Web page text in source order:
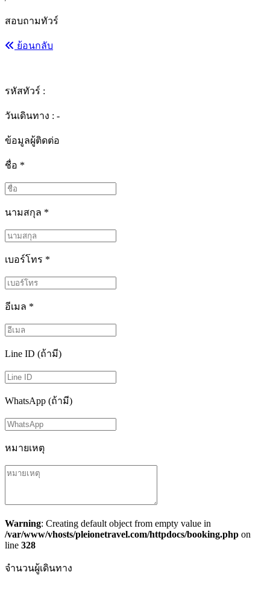
สอบถามทัวร์
ย้อนกลับ
รหัสทัวร์ :
วันเดินทาง : -
ข้อมูลผู้ติดต่อ
ชื่อ *
นามสกุล *
เบอร์โทร *
อีเมล *
Line ID (ถ้ามี)
WhatsApp (ถ้ามี)
หมายเหตุ
Warning: Creating default object from empty value in
/var/www/vhosts/pleionetravel.com/httpdocs/booking.php on
line 328
จำนวนผู้เดินทาง